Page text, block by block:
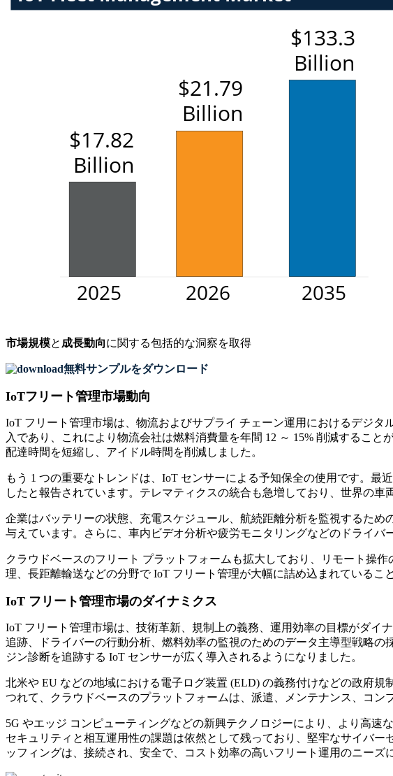
市場規模と 成長動向に関する包括的な洞察を取得
無料サンプルをダウンロード
IoTフリート管理市場動向
IoT フリート管理市場は、物流およびサプライ チェーン運用におけるデジ
入であり、これにより物流会社は燃料消費量を年間 12 ～ 15% 削減するこ
配達時間を短縮し、アイドル時間を削減しました。
もう 1 つの重要なトレンドは、IoT センサーによる予知保全の使用です。
したと報告されています。テレマティクスの統合も急増しており、世界の車
企業はバッテリーの状態、充電スケジュール、航続距離分析を監視するた
与えています。さらに、車内ビデオ分析や疲労モニタリングなどのドライ
クラウドベースのフリート プラットフォームも拡大しており、リモート操
理、長距離輸送などの分野で IoT フリート管理が大幅に詰め込まれているこ
IoT フリート管理市場のダイナミクス
IoT フリート管理市場は、技術革新、規制上の義務、運用効率の目標がダイ
追跡、ドライバーの行動分析、燃料効率の監視のためのデータ主導型戦略
ジン診断を追跡する IoT センサーが広く導入されるようになりました。
北米や EU などの地域における電子ログ装置 (ELD) の義務付けなどの政府
つれて、クラウドベースのプラットフォームは、派遣、メンテナンス、コン
5G やエッジ コンピューティングなどの新興テクノロジーにより、より高
セキュリティと相互運用性の課題は依然として残っており、堅牢なサイバ
ッフィングは、接続され、安全で、コスト効率の高いフリート運用のニーズ